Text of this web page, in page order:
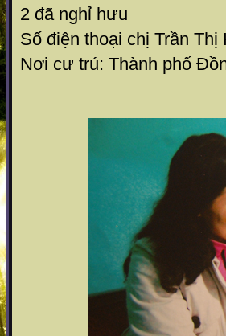
2 đã nghỉ hưu
Số điện thoại chị Trần Thị
Nơi cư trú: Thành phố